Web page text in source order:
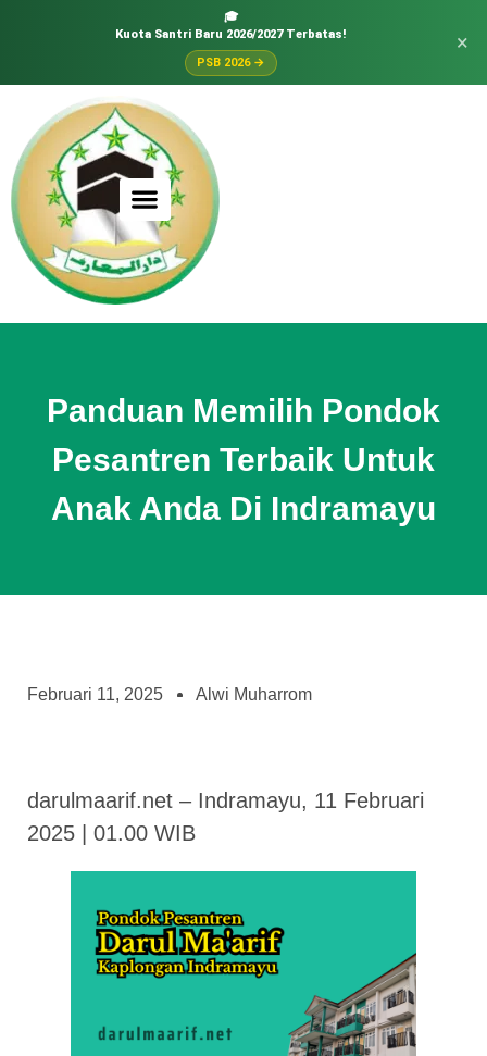
🎓
Kuota Santri Baru 2026/2027 Terbatas!
PSB 2026 →
×
Panduan Memilih Pondok
Pesantren Terbaik Untuk
Anak Anda Di Indramayu
Februari 11, 2025 Alwi Muharrom
darulmaarif.net – Indramayu, 11 Februari
2025 | 01.00 WIB